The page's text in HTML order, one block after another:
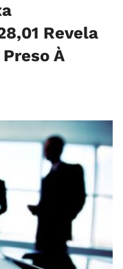
Revela
À